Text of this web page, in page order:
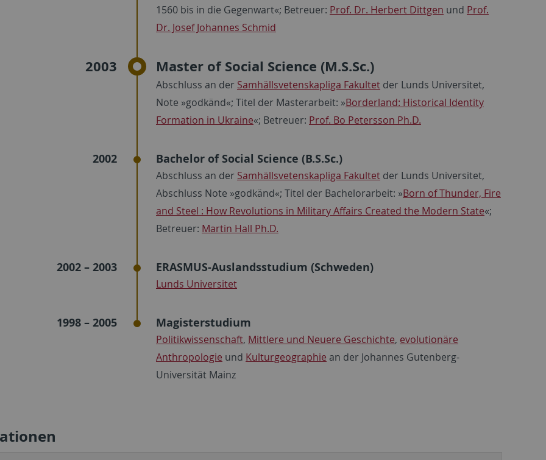
1560 bis in die Gegenwart«; Betreuer: Prof. Dr. Herbert Dittgen und Prof.
Dr. Josef Johannes Schmid
2003 Master of Social Science (M.S.Sc.)
Abschluss an der Samhällsvetenskapliga Fakultetder Lunds Universitet,
Note »godkänd«; Titel der Masterarbeit: »Borderland: Historical Identity
Formation in Ukraine«; Betreuer: Prof. Bo Petersson Ph.D.
2002 Bachelor of Social Science (B.S.Sc.)
Abschluss an der Samhällsvetenskapliga Fakultetder Lunds Universitet,
Abschluss Note »godkänd«; Titel der Bachelorarbeit: »Born of Thunder, Fire
and Steel : How Revolutions in Military Affairs Created the Modern State«;
Betreuer: Martin Hall Ph.D.
2002 – 2003 ERASMUS-Auslandsstudium (Schweden)
Lunds Universitet
1998 – 2005 Magisterstudium
Politikwissenschaft, Mittlere und Neuere Geschichte, evolutionäre
Anthropologie und Kulturgeographie an der Johannes Gutenberg-
Universität Mainz